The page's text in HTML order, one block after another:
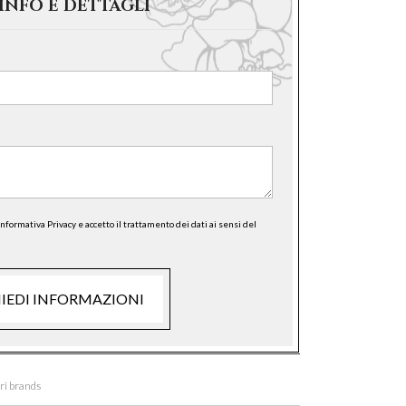
E DETTAGLI
Privacy e accetto il trattamento dei dati ai sensi del
INFORMAZIONI
brands